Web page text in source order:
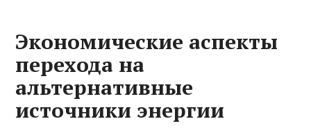
Экономические аспекты
перехода на
альтернативные
источники энергии